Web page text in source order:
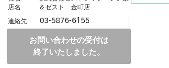
店名
＆ゼスト　金町店
連絡先
お問い合わせの受付は
終了いたしました。